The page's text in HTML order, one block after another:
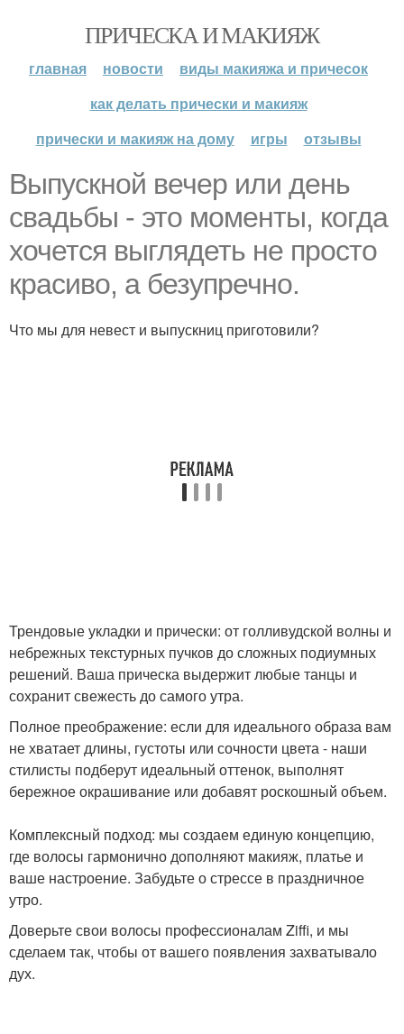
ПРИЧЕСКА И МАКИЯЖ
главная новости
виды макияжа и причесок
как делать прически и макияж
прически и макияж на дому
игры отзывы
Выпускной вечер или день
свадьбы - это моменты, когда
хочется выглядеть не просто
красиво, а безупречно.
Что мы для невест и выпускниц приготовили?
Трендовые укладки и прически: от голливудской волны и
небрежных текстурных пучков до сложных подиумных
решений. Ваша прическа выдержит любые танцы и
сохранит свежесть до самого утра.
Полное преображение: если для идеального образа вам
не хватает длины, густоты или сочности цвета - наши
стилисты подберут идеальный оттенок, выполнят
бережное окрашивание или добавят роскошный объем.
Комплексный подход: мы создаем единую концепцию,
где волосы гармонично дополняют макияж, платье и
ваше настроение. Забудьте о стрессе в праздничное
утро.
Доверьте свои волосы профессионалам Ziffi, и мы
сделаем так, чтобы от вашего появления захватывало
дух.